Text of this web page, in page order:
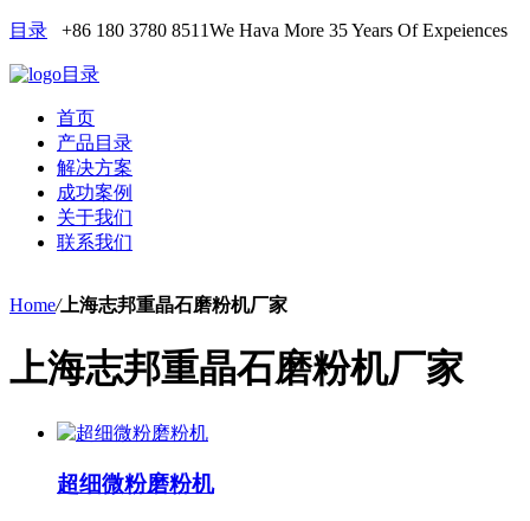
目录 +86 180 3780 8511We Hava More 35 Years Of Expeiences
目录
首页
产品目录
解决方案
成功案例
关于我们
联系我们
Home/上海志邦重晶石磨粉机厂家
上海志邦重晶石磨粉机厂家
超细微粉磨粉机